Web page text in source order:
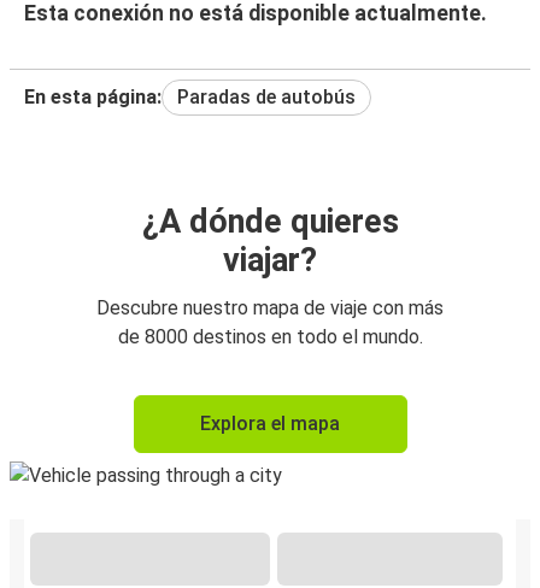
Esta conexión no está disponible actualmente.
En esta página: Paradas de autobús
¿A dónde quieres
viajar?
Descubre nuestro mapa de viaje con más
de 8000 destinos en todo el mundo.
Explora el mapa